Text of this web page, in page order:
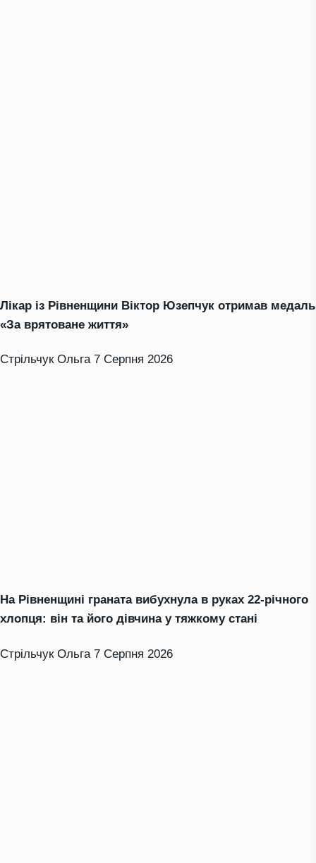
Лікар із Рівненщини Віктор Юзепчук отримав медаль
«За врятоване життя»
Стрільчук Ольга 7 Серпня 2026
На Рівненщині граната вибухнула в руках 22-річного
хлопця: він та його дівчина у тяжкому стані
Стрільчук Ольга 7 Серпня 2026